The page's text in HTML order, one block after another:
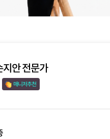
지안 전문가
매니저추천